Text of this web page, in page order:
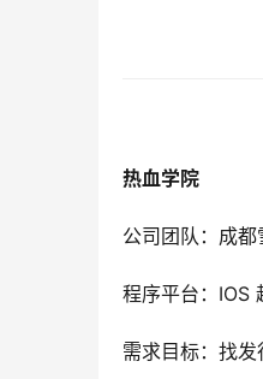
热血学院
公司团队：成都
程序平台：IOS
需求目标：找